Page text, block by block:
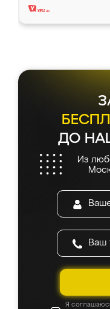
ДО
Из
Я